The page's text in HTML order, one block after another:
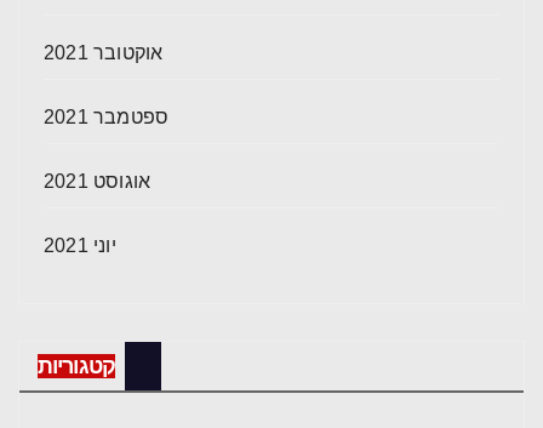
אוקטובר 2021
ספטמבר 2021
אוגוסט 2021
יוני 2021
קטגוריות